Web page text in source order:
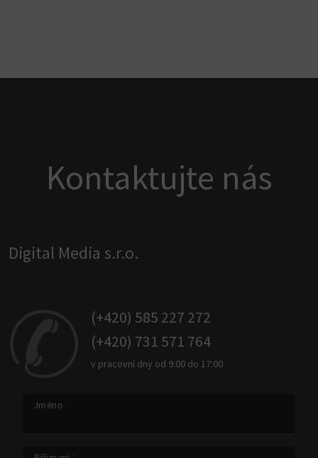
Kontaktujte nás
Digital Media s.r.o.
(+420) 585 227 272
(+420) 731 571 764
v pracovní dny od 9:00 do 17:00
Jméno *